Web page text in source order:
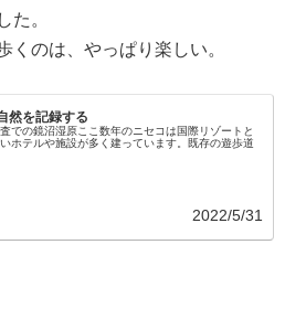
た。
くのは、やっぱり楽しい。
然を記録する
での鏡沼湿原ここ数年のニセコは国際リゾートと
ホテルや施設が多く建っています。既存の遊歩道
2022/5/31